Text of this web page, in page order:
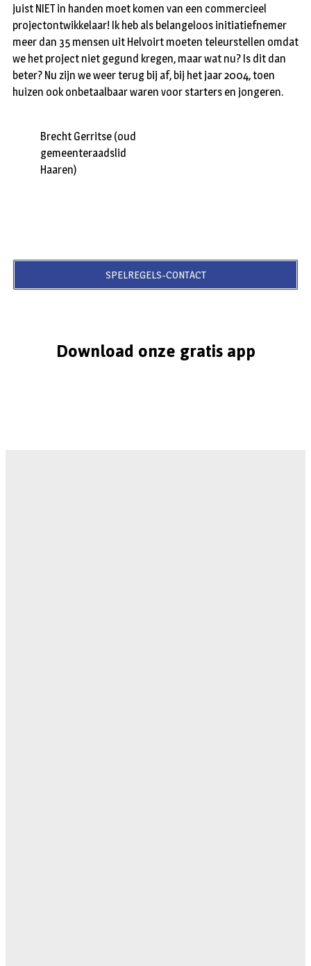
juist NIET in handen moet komen van een commercieel
projectontwikkelaar! Ik heb als belangeloos initiatiefnemer
meer dan 35 mensen uit Helvoirt moeten teleurstellen omdat
we het project niet gegund kregen, maar wat nu? Is dit dan
beter? Nu zijn we weer terug bij af, bij het jaar 2004, toen
huizen ook onbetaalbaar waren voor starters en jongeren.
Brecht Gerritse (oud
gemeenteraadslid
Haaren)
SPELREGELS-CONTACT
Download onze gratis app